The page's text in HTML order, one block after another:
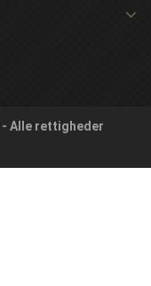
- Alle rettigheder